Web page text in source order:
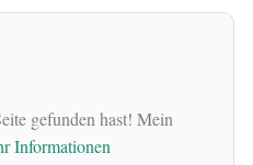
gefunden hast! Mein
Informationen